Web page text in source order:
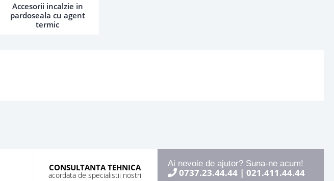
Accesorii incalzie in
pardoseala cu agent
termic
CONSULTANTA TEHNICA
acordata de specialistii nostri
Ai nevoie de ajutor? Suna-ne acum!
0737.23.44.44 | 021.411.44.44